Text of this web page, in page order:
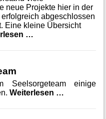
neue Projekte hier in der
abgeschlossen
Eine kleine Übersicht
…
einige
Weiterlesen …